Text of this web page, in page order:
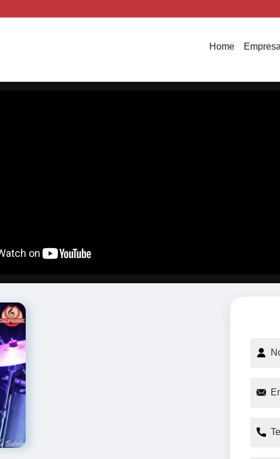
Home Empresa